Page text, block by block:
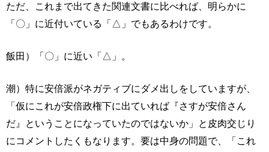
ただ、これまで出てきた関連文書に比べれば、明らかに
「〇」に近付いている「△」でもあるわけです。
飯田）「〇」に近い「△」。
潮）特に安倍派がネガティブにダメ出しをしていますが、
「仮にこれが安倍政権下に出ていれば『さすが安倍さん
だ』ということになっていたのではないか」と皮肉交じり
にコメントしたくもなります。要は中身の問題で、「これ